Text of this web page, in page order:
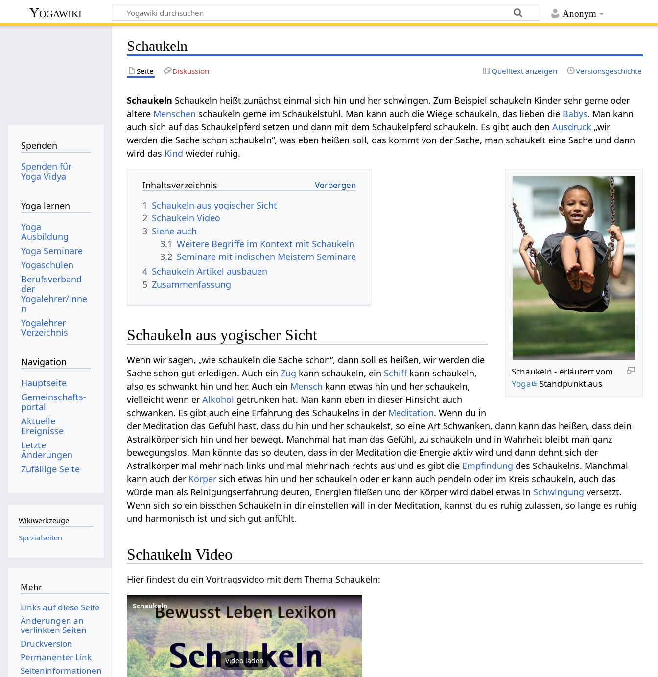
Anonym
Yogawiki
Schaukeln
Seite Diskussion Quelltext anzeigen Versionsgeschichte
Schaukeln heißt zunächst einmal sich hin und her schwingen. Zum Beispiel schaukeln Kinder sehr gerne oder
ältere Menschen schaukeln gerne im Schaukelstuhl. Man kann auch die Wiege schaukeln, das lieben die Babys. Man kann
auch sich auf das Schaukelpferd setzen und dann mit dem Schaukelpferd schaukeln. Es gibt auch denAusdruck „wir
werden die Sache schon schaukeln“, was eben heißen soll, das kommt von der Sache, man schaukelt eine Sache und dann
wird das Kind wieder ruhig.
Schaukeln‏‎ - erläutert vom
Yoga
Standpunkt aus
Inhaltsverzeichnis
1 Schaukeln aus yogischer Sicht
2
Schaukeln‏‎ Video
3 Siehe auch
3.1
3.2 Seminare mit indischen Meistern Seminare
4
Schaukeln‏‎ Artikel ausbauen
5 Zusammenfassung
Schaukeln aus yogischer Sicht
Wenn wir sagen, „wie schaukeln die Sache schon“, dann soll es heißen, wir werden die
Sache schon gut erledigen. Auch einZug kann schaukeln, ein Schiffkann schaukeln,
also es schwankt hin und her. Auch ein Mensch kann etwas hin und her schaukeln,
vielleicht wenn erAlkohol getrunken hat. Man kann eben in dieser Hinsicht auch
schwanken. Es gibt auch eine Erfahrung des Schaukelns in der Meditation. Wenn du in
der Meditation das Gefühl hast, dass du hin und her schaukelst, so eine Art Schwanken, dann kann das heißen, dass dein
Astralkörper sich hin und her bewegt. Manchmal hat man das Gefühl, zu schaukeln und in Wahrheit bleibt man ganz
bewegungslos. Man könnte das so deuten, dass in der Meditation die Energie aktiv wird und dann dehnt sich der
Astralkörper mal mehr nach links und mal mehr nach rechts aus und es gibt die Empfindung des Schaukelns. Manchmal
kann auch der Körper sich etwas hin und her schaukeln oder er kann auch pendeln oder im Kreis schaukeln, auch das
würde man als Reinigungserfahrung deuten, Energien fließen und der Körper wird dabei etwas in Schwingung versetzt.
Wenn sich so ein bisschen Schaukeln in dir einstellen will in der Meditation, kannst du es ruhig zulassen, so lange es ruhig
und harmonisch ist und sich gut anfühlt.
Schaukeln‏‎ Video
Hier findest du ein Vortragsvideo mit dem Thema Schaukeln‏‎:
Schaukeln
Video laden
Spenden
Spenden für
Yoga Vidya
Yoga lernen
Yoga
Ausbildung
Yoga Seminare
Yogaschulen
Berufsverband
der
Yogalehrer/inne
n
Yogalehrer
Verzeichnis
Navigation
Hauptseite
Gemeinschafts­
portal
Aktuelle
Ereignisse
Letzte
Änderungen
Zufällige Seite
Wikiwerkzeuge
Spezialseiten
Mehr
Links auf diese Seite
Änderungen an
verlinkten Seiten
Druckversion
Permanenter Link
Seiten­­informationen